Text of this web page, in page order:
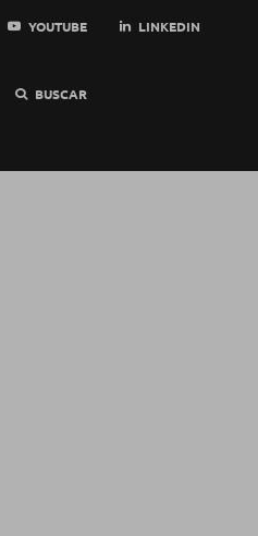
YOUTUBE LINKEDIN
BUSCAR